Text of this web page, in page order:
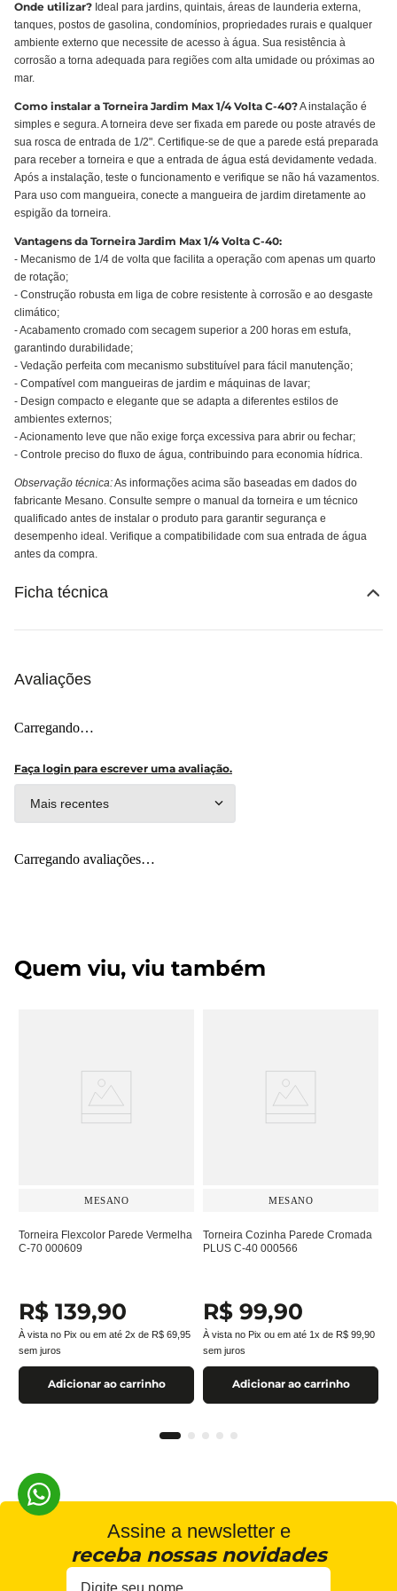
Onde utilizar? Ideal para jardins, quintais, áreas de launderia externa,
tanques, postos de gasolina, condomínios, propriedades rurais e qualquer
ambiente externo que necessite de acesso à água. Sua resistência à
corrosão a torna adequada para regiões com alta umidade ou próximas ao
mar.
Como instalar a Torneira Jardim Max 1/4 Volta C-40?A instalação é
simples e segura. A torneira deve ser fixada em parede ou poste através de
sua rosca de entrada de 1/2". Certifique-se de que a parede está preparada
para receber a torneira e que a entrada de água está devidamente vedada.
Após a instalação, teste o funcionamento e verifique se não há vazamentos.
Para uso com mangueira, conecte a mangueira de jardim diretamente ao
espigão da torneira.
Vantagens da Torneira Jardim Max 1/4 Volta C-40:
- Mecanismo de 1/4 de volta que facilita a operação com apenas um quarto
de rotação;
- Construção robusta em liga de cobre resistente à corrosão e ao desgaste
climático;
- Acabamento cromado com secagem superior a 200 horas em estufa,
garantindo durabilidade;
- Vedação perfeita com mecanismo substituível para fácil manutenção;
- Compatível com mangueiras de jardim e máquinas de lavar;
- Design compacto e elegante que se adapta a diferentes estilos de
ambientes externos;
- Acionamento leve que não exige força excessiva para abrir ou fechar;
- Controle preciso do fluxo de água, contribuindo para economia hídrica.
Observação técnica:As informações acima são baseadas em dados do
fabricante Mesano. Consulte sempre o manual da torneira e um técnico
qualificado antes de instalar o produto para garantir segurança e
desempenho ideal. Verifique a compatibilidade com sua entrada de água
antes da compra.
Ficha técnica
Avaliações
Carregando…
Faça login para escrever uma avaliação.
Mais recentes
Carregando avaliações…
Quem viu, viu também
MESANO
Torneira Flexcolor Parede Vermelha
C-70 000609
R$ 139,90
À vista no Pix ou em até 2x de R$ 69 95
sem juros
Adicionar ao carrinho
MESANO
Torneira Cozinha Parede Cromada
PLUS C-40 000566
R$ 99,90
À vista no Pix ou em até 1x de R$ 99 90
sem juros
Adicionar ao carrinho
Assine a newsletter e
receba nossas novidades